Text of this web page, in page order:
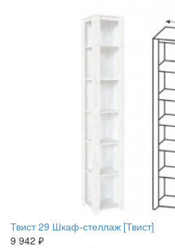
Твист 29 Шкаф-стеллаж [Твист]
9 942 ₽